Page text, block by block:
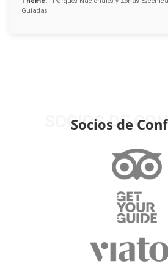
Guiadas
SOCIOS DE
Socios de